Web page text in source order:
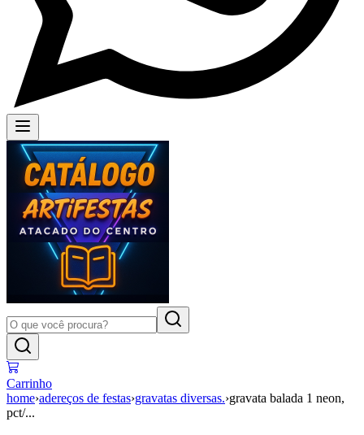
Carrinho
home›adereços de festas›gravatas diversas.›gravata balada 1 neon,
pct/...